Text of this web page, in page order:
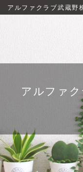
アルファクラブ武蔵
アルファ